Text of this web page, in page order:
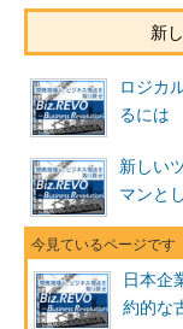
て、3分の2の期間
という
こうした取り組み
片山氏は「しっかり
が開発プロジェク
シップを握り、全
コミュニケーション
ら意思決定を迅速に
よって、情報システ
速化と品質確保の
新
ロジカ
るには
新しい
マンと
日本企
約的な